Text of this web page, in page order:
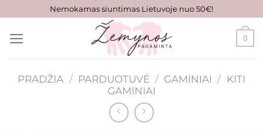
content
Nemokamas siuntimas Lietuvoje nuo 50€!
0
PRADŽIA / PARDUOTUVĖ / GAMINIAI / KITI
GAMINIAI